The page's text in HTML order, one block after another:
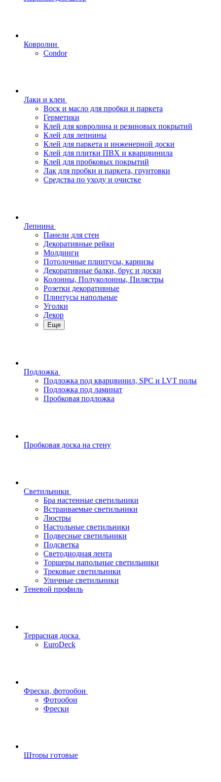
Ковролин
Condor
Лаки и клеи
Воск и масло для пробки и паркета
Герметики
Клей для ковролина и резиновых покрытий
Клей для лепнины
Клей для паркета и инженерной доски
Клей для плитки ПВХ и кварцвинила
Клей для пробковых покрытий
Лак для пробки и паркета, грунтовки
Средства по уходу и очистке
Лепнина
Панели для стен
Декоративные рейки
Молдинги
Потолочные плинтусы, карнизы
Декоративные балки, брус и доски
Колонны, Полуколонны, Пилястры
Розетки декоративные
Плинтусы напольные
Уголки
Декор
Еще
Подложка
Подложка под кварцвинил, SPC и LVT полы
Подложка под ламинат
Пробковая подложка
Пробковая доска на стену
Светильники
Бра настенные светильники
Встраиваемые светильники
Люстры
Настольные светильники
Подвесные светильники
Подсветка
Светодиодная лента
Торшеры напольные светильники
Трековые светильники
Уличные светильники
Теневой профиль
Террасная доска
EuroDeck
Фрески, фотообои
Фотообои
Фрески
Шторы готовые